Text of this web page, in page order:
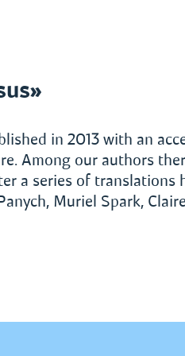
in 2013 with an
Among our authors
a series of translations
Muriel Spark,